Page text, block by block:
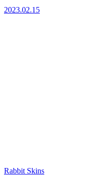
2023.02.15
Rabbit Skins